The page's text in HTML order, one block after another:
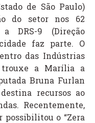
de São Paulo)
do setor nos 62
DRS-9 (Direção
faz parte. O
das Indústrias
trouxe a Marília a
Bruna Furlan
recursos ao
Recentemente,
possibilitou o “Zera